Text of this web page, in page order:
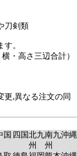
刀剣類
。
・高さ三辺合計）
更,異なる注文の同
国 四国北九
州
南九
州
沖縄